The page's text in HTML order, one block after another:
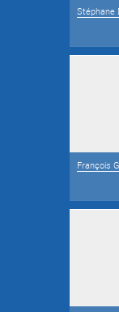
Stéphane
François